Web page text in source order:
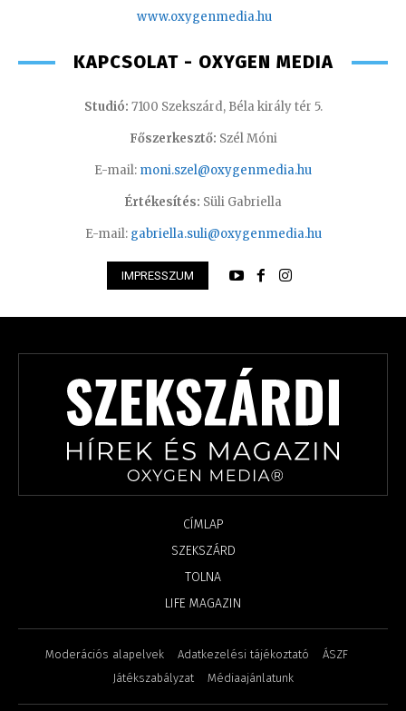
www.oxygenmedia.hu
KAPCSOLAT - OXYGEN MEDIA
Studió: 7100 Szekszárd, Béla király tér 5.
Főszerkesztő: Szél Móni
E-mail: moni.szel@oxygenmedia.hu
Értékesítés: Süli Gabriella
E-mail: gabriella.suli@oxygenmedia.hu
IMPRESSZUM
CÍMLAP
SZEKSZÁRD
TOLNA
LIFE MAGAZIN
Moderációs alapelvek Adatkezelési tájékoztató
ÁSZF
Játékszabályzat
Médiaajánlatunk